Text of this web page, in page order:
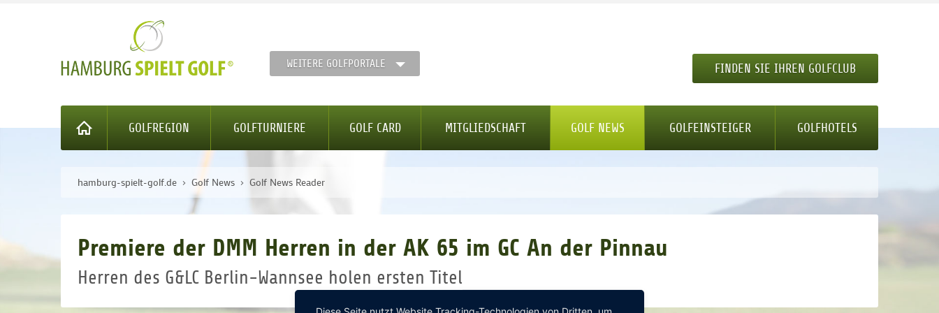
WEITERE GOLFPORTALE FINDEN SIE IHREN GOLFCLUB
GOLFREGION GOLFTURNIERE GOLF CARD MITGLIEDSCHAFT GOLF NEWS GOLFEINSTEIGER GOLFHOTELS
hamburg-spielt-golf.de Golf News Golf News Reader
Premiere der DMM Herren in der AK 65 im GC An der Pinnau
Herren des G&LC Berlin-Wannsee holen ersten Titel